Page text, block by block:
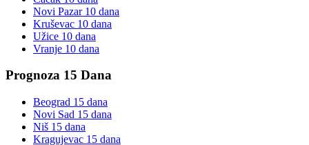
Novi Pazar10 dana
Kruševac 10 dana
Užice 10 dana
Vranje 10 dana
Prognoza 15 Dana
Beograd 15 dana
Novi Sad 15 dana
Niš 15 dana
Kragujevac 15 dana